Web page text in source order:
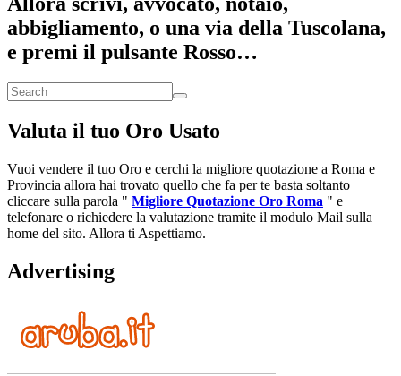
abbigliamento, o una via della Tuscolana,
e premi il pulsante Rosso…
Valuta il tuo Oro Usato
Vuoi vendere il tuo Oro e cerchi la migliore quotazione a Roma e
Provincia allora hai trovato quello che fa per te basta soltanto
cliccare sulla parola " Migliore Quotazione Oro Roma " e
telefonare o richiedere la valutazione tramite il modulo Mail sulla
home del sito. Allora ti Aspettiamo.
Advertising